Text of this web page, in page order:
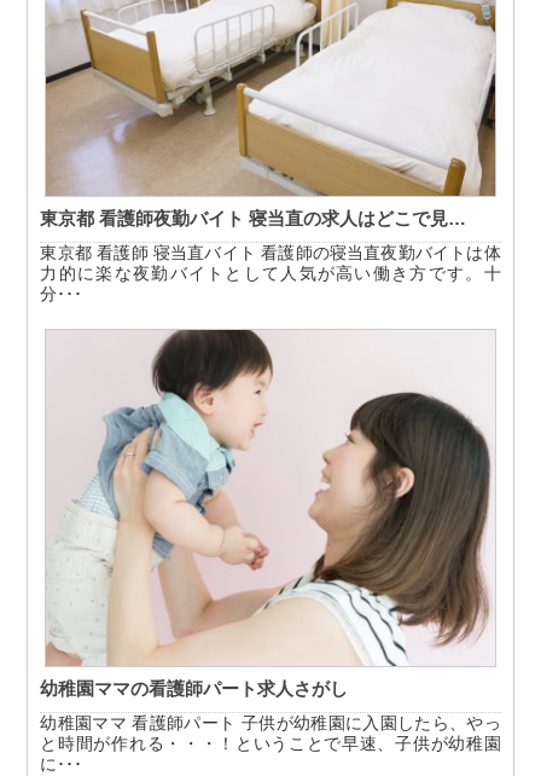
東京都 看護師夜勤バイト 寝当直の求人はどこで見…
東京都 看護師 寝当直バイト 看護師の寝当直夜勤バイトは体
力的に楽な夜勤バイトとして人気が高い働き方です。十
分･･･
幼稚園ママの看護師パート求人さがし
幼稚園ママ 看護師パート 子供が幼稚園に入園したら、やっ
と時間が作れる・・・！ということで早速、子供が幼稚園
に･･･